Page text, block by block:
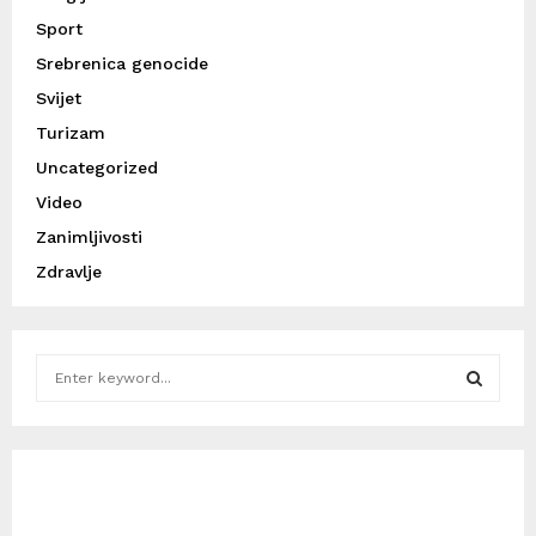
Sport
Srebrenica genocide
Svijet
Turizam
Uncategorized
Video
Zanimljivosti
Zdravlje